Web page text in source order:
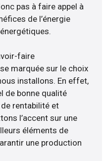
pas à faire appel à
de l’énergie
faire
marquée sur le choix
installons. En effet,
de bonne qualité
rentabilité et
l’accent sur une
éléments de
une production